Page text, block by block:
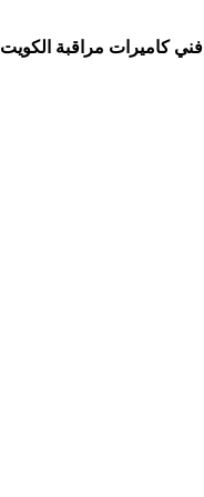
فني كاميرات مراقبة الكويت